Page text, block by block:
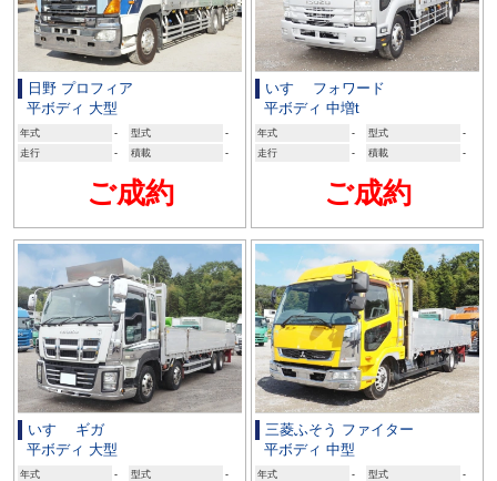
日野 プロフィア
平ボディ 大型
年式 - 型式
-
走行
- 積載 -
ご成約
いすゞ フォワード
平ボディ 中増t
年式 - 型式
-
走行
- 積載 -
ご成約
いすゞ ギガ
平ボディ 大型
年式 - 型式
-
三菱ふそう ファイター
平ボディ 中型
年式 - 型式
-